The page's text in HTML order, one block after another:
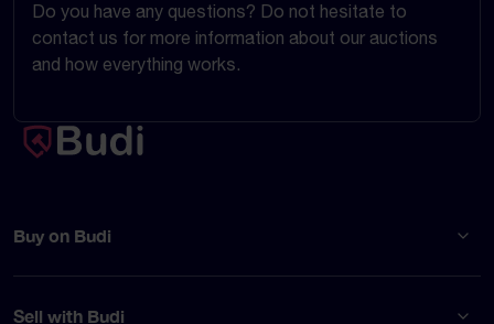
Do you have any questions? Do not hesitate to
contact us for more information about our auctions
and how everything works.
Buy on Budi
Sell with Budi